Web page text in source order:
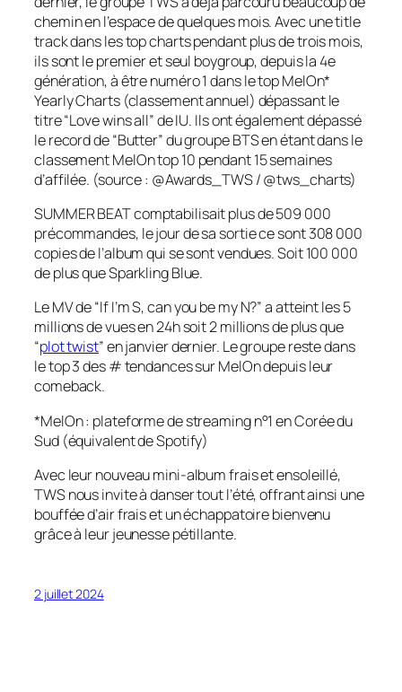
chemin en l’espace de quelques mois. Avec unetitle
trackdans les top charts pendant plus de trois mois,
ils sont le premier et seul boygroup, depuis la 4e
génération, à être numéro 1 dans le top MelOn*
Yearly Charts (classement annuel) dépassant le
titre “Love wins all” de IU. Ils ont également dépassé
le record de “Butter” du groupe BTS en étant dans le
classement MelOn top 10 pendant 15 semaines
d’affilée. (source : @Awards_TWS / @tws_charts)
SUMMER BEAT comptabilisait plus de 509 000
précommandes, le jour de sa sortie ce sont 308 000
copies de l’album qui se sont vendues. Soit 100 000
de plus que Sparkling Blue.
Le MV de “If I’m S, can you be my N?” a atteint les 5
millions de vues en 24h soit 2 millions de plus que
“plot twist” en janvier dernier. Le groupe reste dans
le top 3 des # tendances sur MelOn depuis leur
comeback.
*MelOn : plateforme de streaming n°1 en Corée du
Sud (équivalent de Spotify)
Avec leur nouveau mini-album frais et ensoleillé,
TWS nous invite à danser tout l’été, offrant ainsi une
bouffée d’air frais et un échappatoire bienvenu
grâce à leur jeunesse pétillante.
2 juillet 2024